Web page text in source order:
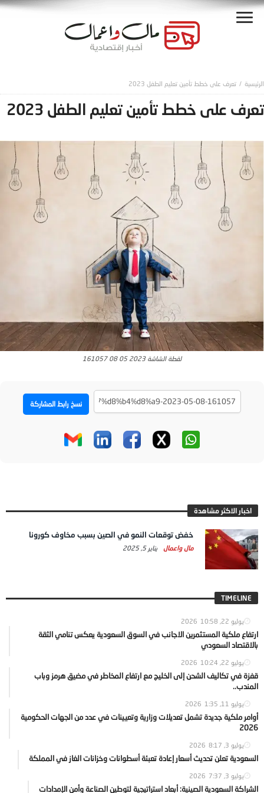
تعرف على خطط تأمين تعليم الطفل 2023
تعرف على خطط تأمين تعليم الطفل 2023
لقطة الشاشة 2023 05 08 161057
نسخ رابط المشاركة
اخبار الاكثر مشاهدة
خفض توقعات النمو في الصين بسبب مخاوف كورونا
مال واعمال يناير 5, 2025
TIMELINE
يوليو 22, 2026 10:58
ارتفاع ملكية المستثمرين الاجانب في السوق السعودية يعكس تنامي الثقة
بالاقتصاد السعودي
يوليو 22, 2026 10:24
قفزة في تكاليف الشحن إلى الخليج مع ارتفاع المخاطر في مضيق هرمز وباب
المندب..
يوليو 11, 2026 1:35
أوامر ملكية جديدة تشمل تعديلات وزارية وتعيينات في عدد من الجهات الحكومية
2026
يوليو 3, 2026 8:17
السعودية تعلن تحديث أسعار إعادة تعبئة أسطوانات وخزانات الغاز في المملكة
يوليو 3, 2026 7:37
الشراكة السعودية الصينية: أبعاد استراتيجية لتوطين الصناعة وأمن الإمدادات